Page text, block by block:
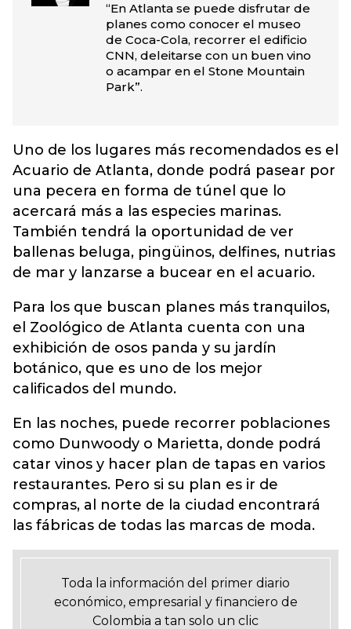
“En Atlanta se puede disfrutar de
planes como conocer el museo
de Coca-Cola, recorrer el edificio
CNN, deleitarse con un buen vino
o acampar en el Stone Mountain
Park”.
Uno de los lugares más recomendados es el
Acuario de Atlanta, donde podrá pasear por
una pecera en forma de túnel que lo
acercará más a las especies marinas.
También tendrá la oportunidad de ver
ballenas beluga, pingüinos, delfines, nutrias
de mar y lanzarse a bucear en el acuario.
Para los que buscan planes más tranquilos,
el Zoológico de Atlanta cuenta con una
exhibición de osos panda y su jardín
botánico, que es uno de los mejor
calificados del mundo.
En las noches, puede recorrer poblaciones
como Dunwoody o Marietta, donde podrá
catar vinos y hacer plan de tapas en varios
restaurantes. Pero si su plan es ir de
compras, al norte de la ciudad encontrará
las fábricas de todas las marcas de moda.
Toda la información del primer diario
económico, empresarial y financiero de
Colombia a tan solo un clic